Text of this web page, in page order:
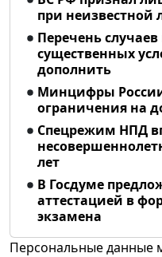
при неизвестной
Перечень
существенных
дополнить
Минцифры
ограничения на
Спецрежим НПД
лет
В Госдуме
аттестацией в
экзамена
Персональные данные